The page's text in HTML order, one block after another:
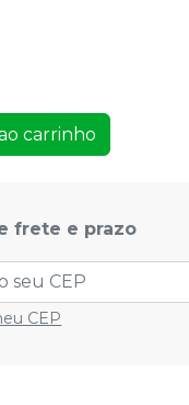
carrinho
frete e prazo
CEP